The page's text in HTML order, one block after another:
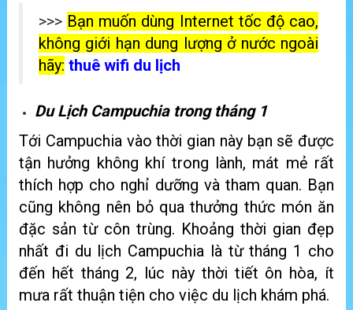
>>> Bạn muốn dùng Internet tốc độ cao,
không giới hạn dung lượng ở nước ngoài
hãy: thuê wifi du lịch
Du Lịch Campuchia trong tháng 1
Tới Campuchia vào thời gian này bạn sẽ được
tận hưởng không khí trong lành, mát mẻ rất
thích hợp cho nghỉ dưỡng và tham quan. Bạn
cũng không nên bỏ qua thưởng thức món ăn
đặc sản từ côn trùng. Khoảng thời gian đẹp
nhất đi du lịch Campuchia là từ tháng 1 cho
đến hết tháng 2, lúc này thời tiết ôn hòa, ít
mưa rất thuận tiện cho việc du lịch khám phá.